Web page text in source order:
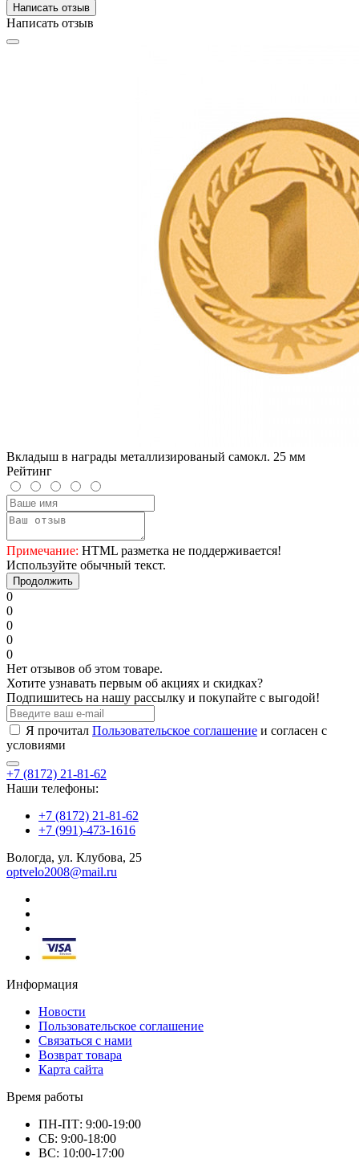
Написать отзыв
Написать отзыв
Вкладыш в награды металлизированый самокл. 25 мм
Рейтинг
Примечание: HTML разметка не поддерживается!
Используйте обычный текст.
Продолжить
0
0
0
0
0
Нет отзывов об этом товаре.
Хотите узнавать первым об акциях и скидках?
Подпишитесь на нашу рассылку и покупайте с выгодой!
Я прочитал Пользовательское соглашение и согласен с
условиями
+7 (8172) 21-81-62
Наши телефоны:
+7 (8172) 21-81-62
+7 (991)-473-1616
Вологда, ул. Клубова, 25
optvelo2008@mail.ru
Информация
Новости
Пользовательское соглашение
Связаться с нами
Возврат товара
Карта сайта
Время работы
ПН-ПТ: 9:00-19:00
СБ: 9:00-18:00
ВС: 10:00-17:00